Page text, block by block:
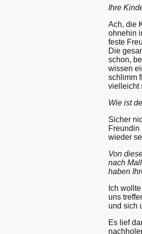
Ihre
Ach, die
ohnehin
feste
Die
schon,
wissen
schlimm
vielleicht
Wie ist
Sicher
Freundin
wieder
Von
nach
haben
Ich
uns
und sich
Es lief